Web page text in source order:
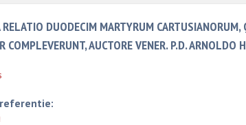
RELATIO DUODECIM MARTYRUM
COMPLEVERUNT, AUCTORE VENER. P.D. ARNOLDO